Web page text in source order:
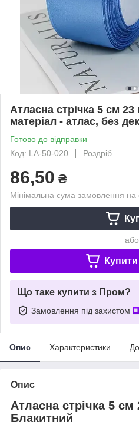
Атласна стрічка 5 см
матеріал - атлас, без
Готово до відправки
Код: LA-50-020
Роздріб
86,50 ₴
Мінімальна сума замовлення
або
Купити
Що таке купити з Пром?
Замовлення під захистом
Опис Характеристики
Опис
Атласна стрічка 5 см
Блакитний